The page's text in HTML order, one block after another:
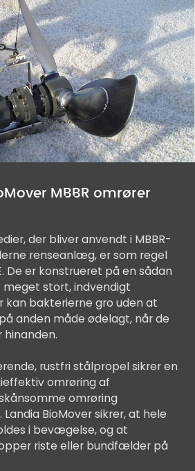
MBBR omrører
der bliver anvendt i MBBR-
renseanlæg, er som regel
De er konstrueret på en sådan
stort, indvendigt
kan bakterierne gro uden at
anden måde ødelagt, når de
rustfri stålpropel sikrer en
omrøring af
omrøring
BioMover sikrer, at hele
i bevægelse, og at
riste eller bundfælder på